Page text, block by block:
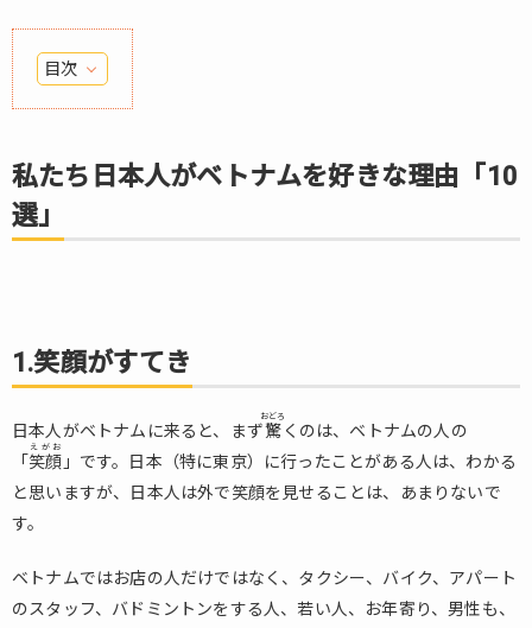
目次
1.
ち日
本人
がベ
トナ
「10
選」
2.
1.笑
顔
が
き
3.
私たち日本人がベトナムを好きな理由「10
選」
1.笑顔がすてき
日本人がベトナムに来ると、まず驚
おどろ
くのは、ベトナムの人の
「 笑顔
えがお
」です。日本（特に東京）に行ったことがある人は、わかる
と思いますが、日本人は外で笑顔を見せることは、あまりないで
す。
ベトナムではお店の人だけではなく、タクシー、バイク、アパート
のスタッフ、バドミントンをする人、若い人、お年寄り、男性も、